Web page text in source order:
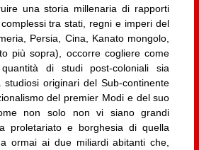
una storia millenaria di rapporti
tra stati, regni e imperi del
Persia, Cina, Kanato mongolo,
più sopra), occorre cogliere come
di studi post-coloniali sia
originari del Sub-continente
del premier Modi e del suo
non solo non vi siano grandi
proletariato e borghesia di quella
ormai ai due miliardi abitanti che,